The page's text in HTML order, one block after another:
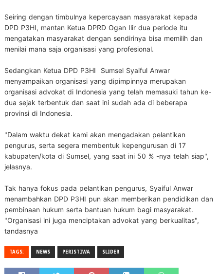
Seiring dengan timbulnya kepercayaan masyarakat kepada
DPD P3HI, mantan Ketua DPRD Ogan Ilir dua periode itu
mengatakan masyarakat dengan sendirinya bisa memilih dan
menilai mana saja organisasi yang profesional.
Sedangkan Ketua DPD P3HI Sumsel Syaiful Anwar
menyampaikan organisasi yang dipimpinnya merupakan
organisasi advokat di Indonesia yang telah memasuki tahun ke-
dua sejak terbentuk dan saat ini sudah ada di beberapa
provinsi di Indonesia.
"Dalam waktu dekat kami akan mengadakan pelantikan
pengurus, serta segera membentuk kepengurusan di 17
kabupaten/kota di Sumsel, yang saat ini 50 % -nya telah siap",
jelasnya.
Tak hanya fokus pada pelantikan pengurus, Syaiful Anwar
menambahkan DPD P3HI pun akan memberikan pendidikan dan
pembinaan hukum serta bantuan hukum bagi masyarakat.
"Organisasi ini juga menciptakan advokat yang berkualitas",
tandasnya
TAGS: NEWS PERISTIWA SLIDER